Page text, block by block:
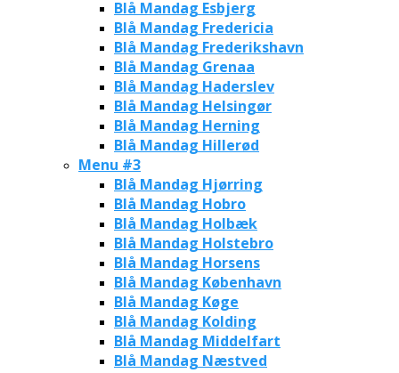
Blå Mandag Esbjerg
Blå Mandag Fredericia
Blå Mandag Frederikshavn
Blå Mandag Grenaa
Blå Mandag Haderslev
Blå Mandag Helsingør
Blå Mandag Herning
Blå Mandag Hillerød
Menu #3
Blå Mandag Hjørring
Blå Mandag Hobro
Blå Mandag Holbæk
Blå Mandag Holstebro
Blå Mandag Horsens
Blå Mandag København
Blå Mandag Køge
Blå Mandag Kolding
Blå Mandag Middelfart
Blå Mandag Næstved